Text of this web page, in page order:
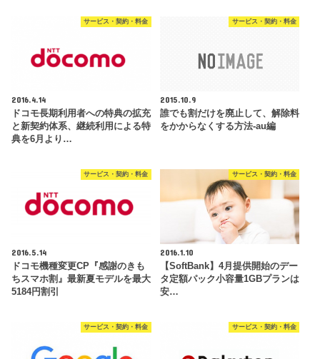
サービス・契約・料金
2016.4.14
ドコモ長期利用者への特典の拡充
と新契約体系、継続利用による特
典を6月より…
サービス・契約・料金
2015.10.9
誰でも割だけを廃止して、解除料
をかからなくする方法-au編
サービス・契約・料金
2016.5.14
ドコモ機種変更CP『感謝のきも
ちスマホ割』最新夏モデルを最大
5184円割引
サービス・契約・料金
2016.1.10
【SoftBank】4月提供開始のデー
タ定額パック小容量1GBプランは
安…
サービス・契約・料金 サービス・契約・料金